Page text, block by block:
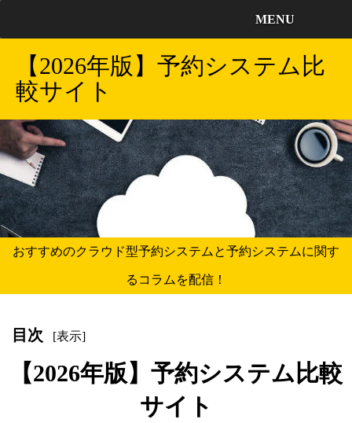
【2026年版】予約システム比
較サイト
MENU
おすすめのクラウド型予約システムと予約システムに関す
るコラムを配信！
目次
【2026年版】予約システム比較
サイト